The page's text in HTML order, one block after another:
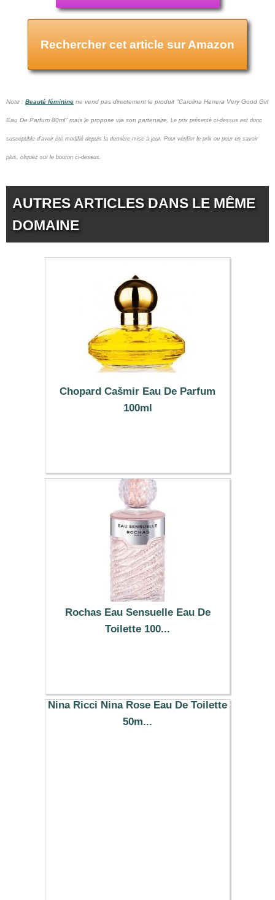
Rechercher cet article sur Amazon
Note : Beauté féminine ne vend pas directement le produit "Carolina Herrera Very Good Girl
Eau De Parfum 80ml" mais le propose via son partenaire. Le prix présenté ci-dessus est donc
susceptible d'avoir été modifié depuis la dernière mise à jour. Pour vérifier le prix ou pour en savoir
plus, cliquez sur le bouton ci-dessus.
AUTRES ARTICLES DANS LE MÊME
DOMAINE
Chopard Cašmir Eau De Parfum
100ml
Rochas Eau Sensuelle Eau De
Toilette 100...
Nina Ricci Nina Rose Eau De Toilette
50m...